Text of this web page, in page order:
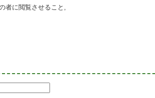
者に閲覧させること,